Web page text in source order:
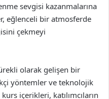
sevgisi kazanmalarına
eğlenceli bir atmosferde
çekmeyi
olarak gelişen bir
yöntemler ve teknolojik
içerikleri, katılımcıların